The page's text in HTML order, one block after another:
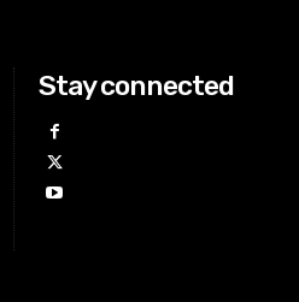
Stay connected